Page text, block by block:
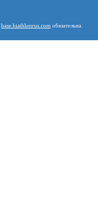
base.biathlonrus.com обязательна.